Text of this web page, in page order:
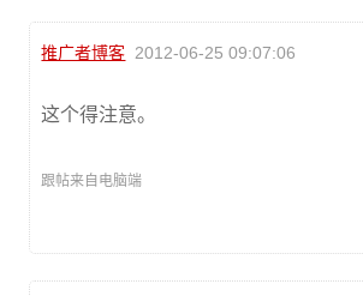
推广者博客 2012-06-25 09:07:06
这个得注意。
跟帖来自电脑端